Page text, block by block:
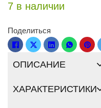
7 в наличии
Поделиться
ОПИСАНИЕ
ХАРАКТЕРИСТИКИ